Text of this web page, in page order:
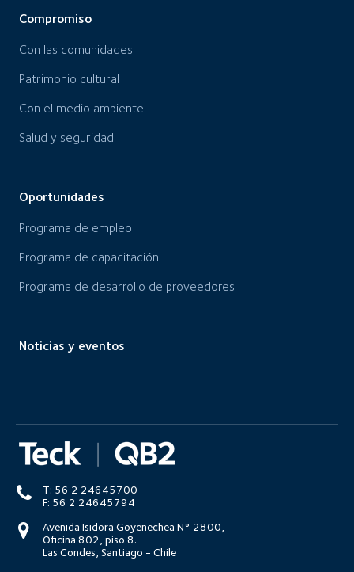
Compromiso
Con las comunidades
Patrimonio cultural
Con el medio ambiente
Salud y seguridad
Oportunidades
Programa de empleo
Programa de capacitación
Programa de desarrollo de proveedores
Noticias y eventos
T: 56 2 24645700
F: 56 2 24645794
Avenida Isidora Goyenechea N° 2800,
Oficina 802, piso 8.
Las Condes, Santiago - Chile